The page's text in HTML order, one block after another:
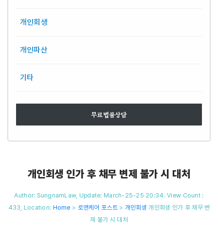
개인회생
개인파산
기타
무료법률상담
개인회생 인가 후 채무 변제 불가 시 대처
Author: SungnamLaw, Update: March-25-25 20:34. View Count :
433, Location: Home > 로앤케어 포스트 > 개인회생 개인회생 인가 후 채무 변
제 불가 시 대처